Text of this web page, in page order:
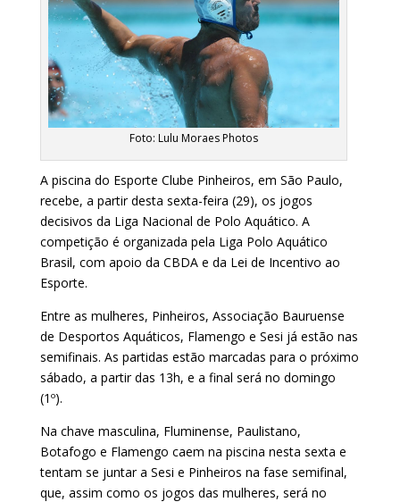
Foto: Lulu Moraes Photos
A piscina do Esporte Clube Pinheiros, em São Paulo,
recebe, a partir desta sexta-feira (29), os jogos
decisivos da Liga Nacional de Polo Aquático. A
competição é organizada pela Liga Polo Aquático
Brasil, com apoio da CBDA e da Lei de Incentivo ao
Esporte.
Entre as mulheres, Pinheiros, Associação Bauruense
de Desportos Aquáticos, Flamengo e Sesi já estão nas
semifinais. As partidas estão marcadas para o próximo
sábado, a partir das 13h, e a final será no domingo
(1º).
Na chave masculina, Fluminense, Paulistano,
Botafogo e Flamengo caem na piscina nesta sexta e
tentam se juntar a Sesi e Pinheiros na fase semifinal,
que, assim como os jogos das mulheres, será no